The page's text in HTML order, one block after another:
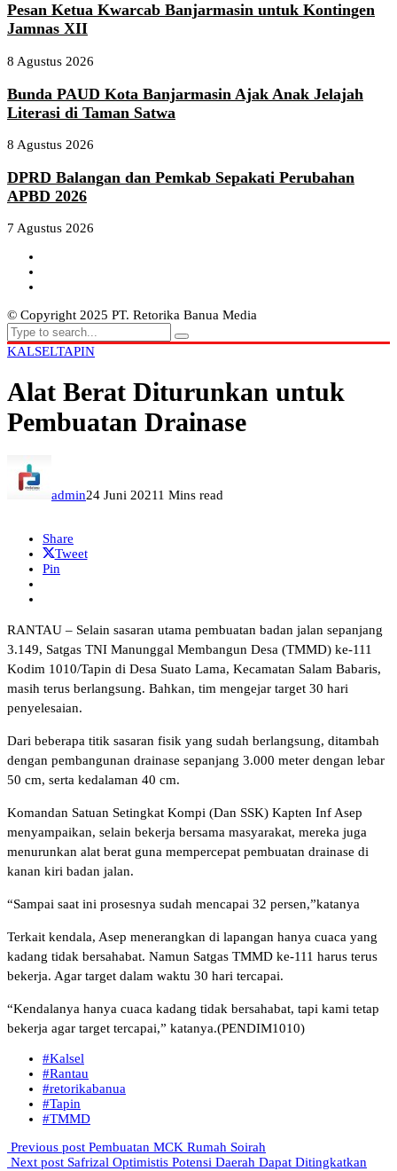
Pesan Ketua Kwarcab Banjarmasin untuk Kontingen
Jamnas XII
8 Agustus 2026
Bunda PAUD Kota Banjarmasin Ajak Anak Jelajah
Literasi di Taman Satwa
8 Agustus 2026
DPRD Balangan dan Pemkab Sepakati Perubahan
APBD 2026
7 Agustus 2026
© Copyright 2025 PT. Retorika Banua Media
KALSELTAPIN
Alat Berat Diturunkan untuk
Pembuatan Drainase
admin24 Juni 20211 Mins read
Share
Tweet
Pin
RANTAU – Selain sasaran utama pembuatan badan jalan sepanjang
3.149, Satgas TNI Manunggal Membangun Desa (TMMD) ke-111
Kodim 1010/Tapin di Desa Suato Lama, Kecamatan Salam Babaris,
masih terus berlangsung. Bahkan, tim mengejar target 30 hari
penyelesaian.
Dari beberapa titik sasaran fisik yang sudah berlangsung, ditambah
dengan pembangunan drainase sepanjang 3.000 meter dengan lebar
50 cm, serta kedalaman 40 cm.
Komandan Satuan Setingkat Kompi (Dan SSK) Kapten Inf Asep
menyampaikan, selain bekerja bersama masyarakat, mereka juga
menurunkan alat berat guna mempercepat pembuatan drainase di
kanan kiri badan jalan.
“Sampai saat ini prosesnya sudah mencapai 32 persen,”katanya
Terkait kendala, Asep menerangkan di lapangan hanya cuaca yang
kadang tidak bersahabat. Namun Satgas TMMD ke-111 harus terus
bekerja. Agar target dalam waktu 30 hari tercapai.
“Kendalanya hanya cuaca kadang tidak bersahabat, tapi kami tetap
bekerja agar target tercapai,” katanya.(PENDIM1010)
#Kalsel
#Rantau
#retorikabanua
#Tapin
#TMMD
Previous post Pembuatan MCK Rumah Soirah
Next post Safrizal Optimistis Potensi Daerah Dapat Ditingkatkan